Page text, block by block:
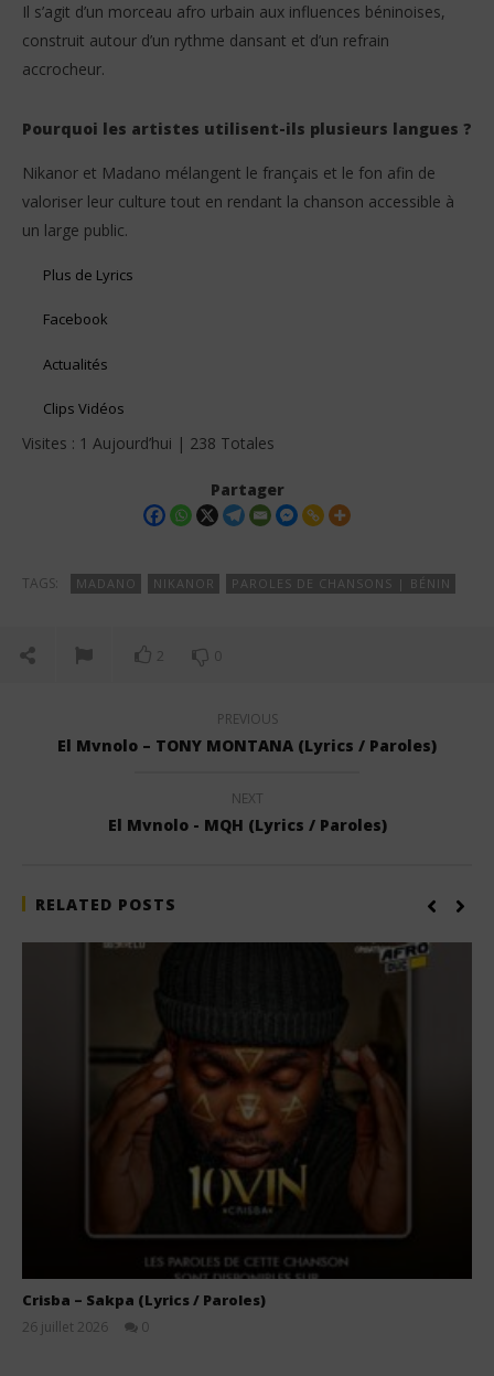
Il s’agit d’un morceau afro urbain aux influences béninoises,
construit autour d’un rythme dansant et d’un refrain
accrocheur.
Pourquoi les artistes utilisent-ils plusieurs langues ?
Nikanor et Madano mélangent le français et le fon afin de
valoriser leur culture tout en rendant la chanson accessible à
un large public.
Plus de Lyrics
Facebook
Actualités
Clips Vidéos
Visites : 1 Aujourd’hui | 238 Totales
Partager
TAGS: MADANO NIKANOR PAROLES DE CHANSONS | BÉNIN
2 0
PREVIOUS
El Mvnolo – TONY MONTANA (Lyrics / Paroles)
NEXT
El Mvnolo - MQH (Lyrics / Paroles)
RELATED POSTS
Crisba – Sakpa (Lyrics / Paroles)
26 juillet 2026
0